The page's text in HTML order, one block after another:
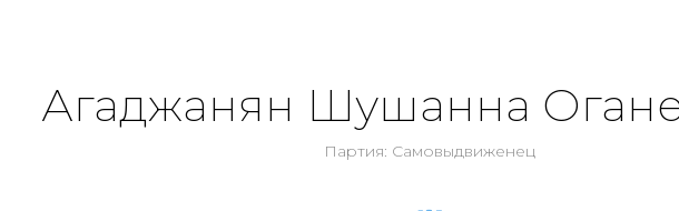
Агаджанян Шушанна
Партия: Самовыдвиженец